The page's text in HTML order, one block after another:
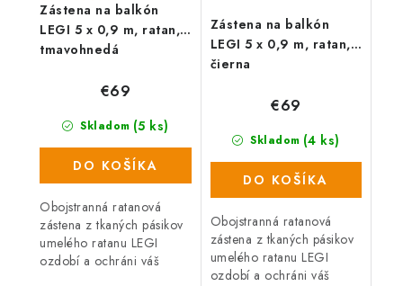
Zástena na balkón
LEGI 5 x 0,9 m, ratan,
tmavohnedá
Skladom (5 ks)
€69
DO KOŠÍKA
Obojstranná ratanová
zástena z tkaných pásikov
umelého ratanu LEGI
ozdobí a ochráni váš
Zástena na balkón
LEGI 5 x 0,9 m, ratan,
čierna
Skladom (4 ks)
€69
DO KOŠÍKA
Obojstranná ratanová
zástena z tkaných pásikov
umelého ratanu LEGI
ozdobí a ochráni váš